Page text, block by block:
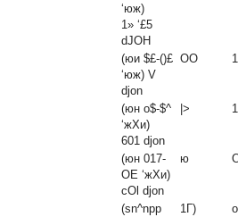
‘юж)
1» ‘£5
dJOH
(юи $£-()£
‘юж) V
djon
ОО 1
(юн о$-$^
‘жХи)
601 djon
|> 1
(юн 017-
ОЕ ‘жХи)
cOl djon
ю
(sn^npp
1Г) о